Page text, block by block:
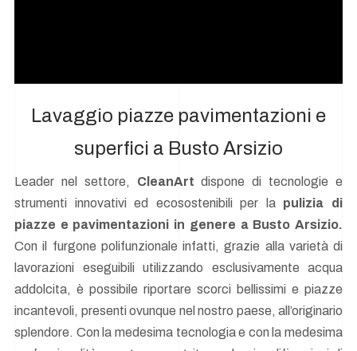
Lavaggio piazze pavimentazioni e
superfici a Busto Arsizio
Leader nel settore, CleanArt dispone di tecnologie e
strumenti innovativi ed ecosostenibili per la pulizia di
piazze e pavimentazioni in genere a Busto Arsizio.
Con il furgone polifunzionale infatti, grazie alla varietà di
lavorazioni eseguibili utilizzando esclusivamente acqua
addolcita, è possibile riportare scorci bellissimi e piazze
incantevoli, presenti ovunque nel nostro paese, all’originario
splendore. Con la medesima tecnologia e con la medesima